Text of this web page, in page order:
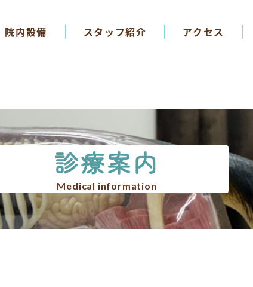
院内設備 スタッフ紹介 アクセス
診療案内
Medical information